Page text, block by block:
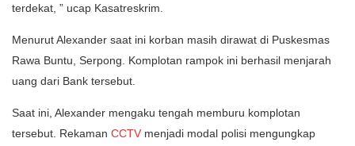
terdekat, ” ucap Kasatreskrim.
Menurut Alexander saat ini korban masih dirawat di Puskesmas
Rawa Buntu, Serpong. Komplotan rampok ini berhasil menjarah
uang dari Bank tersebut.
Saat ini, Alexander mengaku tengah memburu komplotan
tersebut. Rekaman CCTV menjadi modal polisi mengungkap